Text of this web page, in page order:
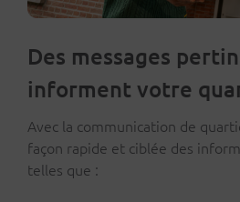
Des messages
informent votre
Avec la communication de
façon rapide et ciblée des
telles que :